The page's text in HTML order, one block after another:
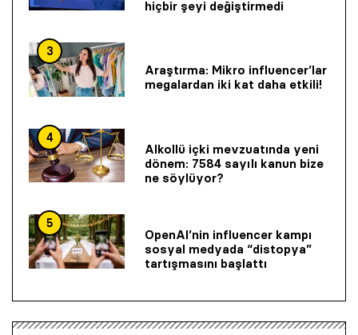
hiçbir şeyi değiştirmedi
3
Araştırma: Mikro influencer’lar
megalardan iki kat daha etkili!
4
Alkollü içki mevzuatında yeni
dönem: 7584 sayılı kanun bize
ne söylüyor?
5
OpenAI’nin influencer kampı
sosyal medyada “distopya”
tartışmasını başlattı